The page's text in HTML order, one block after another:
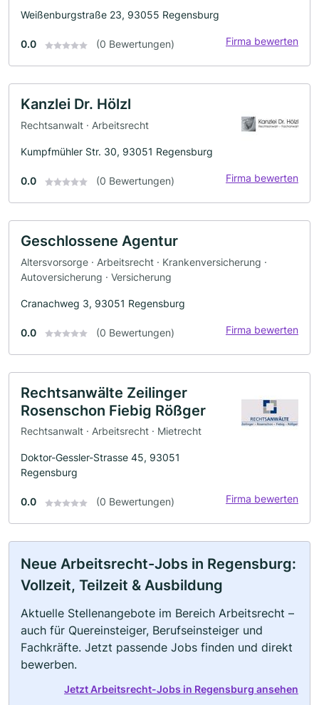
Weißenburgstraße 23, 93055 Regensburg
0.0 (0 Bewertungen) Firma bewerten
Kanzlei Dr. Hölzl
Rechtsanwalt · Arbeitsrecht
Kumpfmühler Str. 30, 93051 Regensburg
0.0 (0 Bewertungen) Firma bewerten
Geschlossene Agentur
Altersvorsorge · Arbeitsrecht · Krankenversicherung ·
Autoversicherung · Versicherung
Cranachweg 3, 93051 Regensburg
0.0 (0 Bewertungen) Firma bewerten
Rechtsanwälte Zeilinger
Rosenschon Fiebig Rößger
Rechtsanwalt · Arbeitsrecht · Mietrecht
Doktor-Gessler-Strasse 45, 93051
Regensburg
0.0 (0 Bewertungen) Firma bewerten
Neue Arbeitsrecht-Jobs in Regensburg:
Vollzeit, Teilzeit & Ausbildung
Aktuelle Stellenangebote im Bereich Arbeitsrecht –
auch für Quereinsteiger, Berufseinsteiger und
Fachkräfte. Jetzt passende Jobs finden und direkt
bewerben.
Jetzt Arbeitsrecht-Jobs in Regensburg ansehen